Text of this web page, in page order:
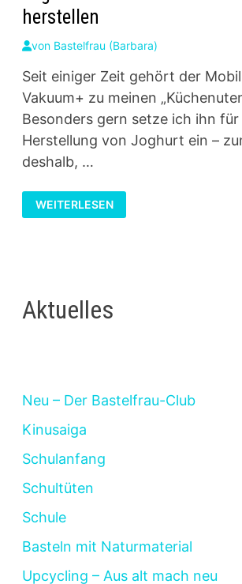
herstellen
von Bastelfrau (Barbara)
Seit einiger Zeit gehört der
Vakuum+ zu meinen
Besonders gern setze ich ihn für
Herstellung von Joghurt ein –
deshalb, …
JOGHURT
IM
MOBIL-
WEITERLESEN
Aktuelles
Neu – Der Bastelfrau-Club
Kinusaiga
Schulanfang
Schultüten
Schule
Basteln mit Naturmaterial
Upcycling – Aus alt mach neu